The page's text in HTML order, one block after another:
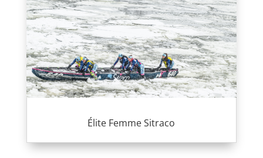
Élite Femme Sitraco